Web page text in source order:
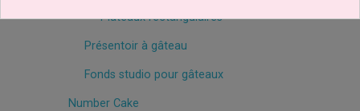
Plateaux rectangulaires
Présentoir à gâteau
Fonds studio pour gâteaux
Number Cake